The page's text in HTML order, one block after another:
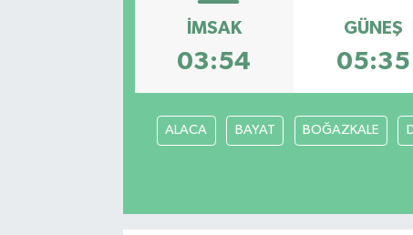
İMSAK
03:54
GÜNEŞ
05:35
ALACA BAYAT BOĞAZKALE